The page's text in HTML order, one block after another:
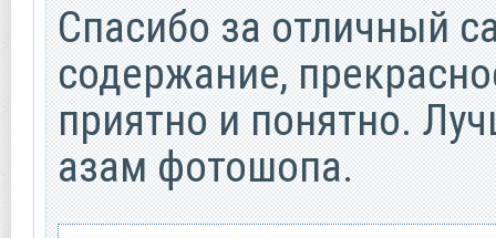
Спасибо за отличный
содержание,
приятно и понятно.
азам фотошопа.